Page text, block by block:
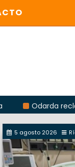
reclamó la
5 agosto 2026